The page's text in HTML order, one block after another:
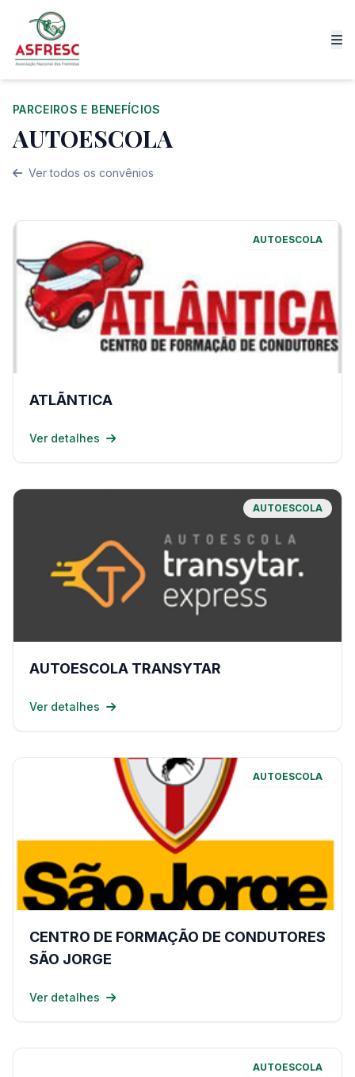
PARCEIROS E BENEFÍCIOS
AUTOESCOLA
Ver todos os convênios
AUTOESCOLA
ATLÃNTICA
Ver detalhes
AUTOESCOLA
AUTOESCOLA TRANSYTAR
Ver detalhes
AUTOESCOLA
CENTRO DE FORMAÇÃO DE CONDUTORES
SÃO JORGE
Ver detalhes
AUTOESCOLA